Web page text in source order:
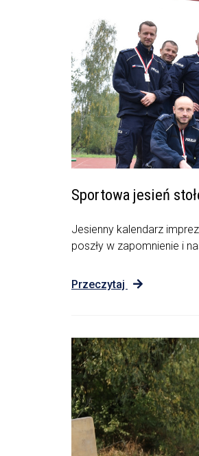
Sportowa jesień
Jesienny kalendarz
poszły w zapomnienie i
Przeczytaj